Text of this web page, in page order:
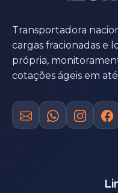
Transportadora
cargas fracionadas e
própria,
cotações ágeis em